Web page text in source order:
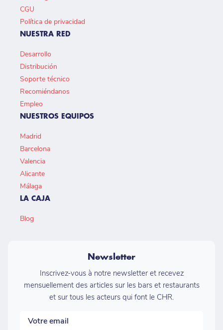
CGU
Política de privacidad
NUESTRA RED
Desarrollo
Distribución
Soporte técnico
Recomiéndanos
Empleo
NUESTROS EQUIPOS
Madrid
Barcelona
Valencia
Alicante
Málaga
LA CAJA
Blog
Newsletter
Inscrivez-vous à notre newsletter et recevez
mensuellement des articles sur les bars et restaurants
et sur tous les acteurs qui font le CHR.